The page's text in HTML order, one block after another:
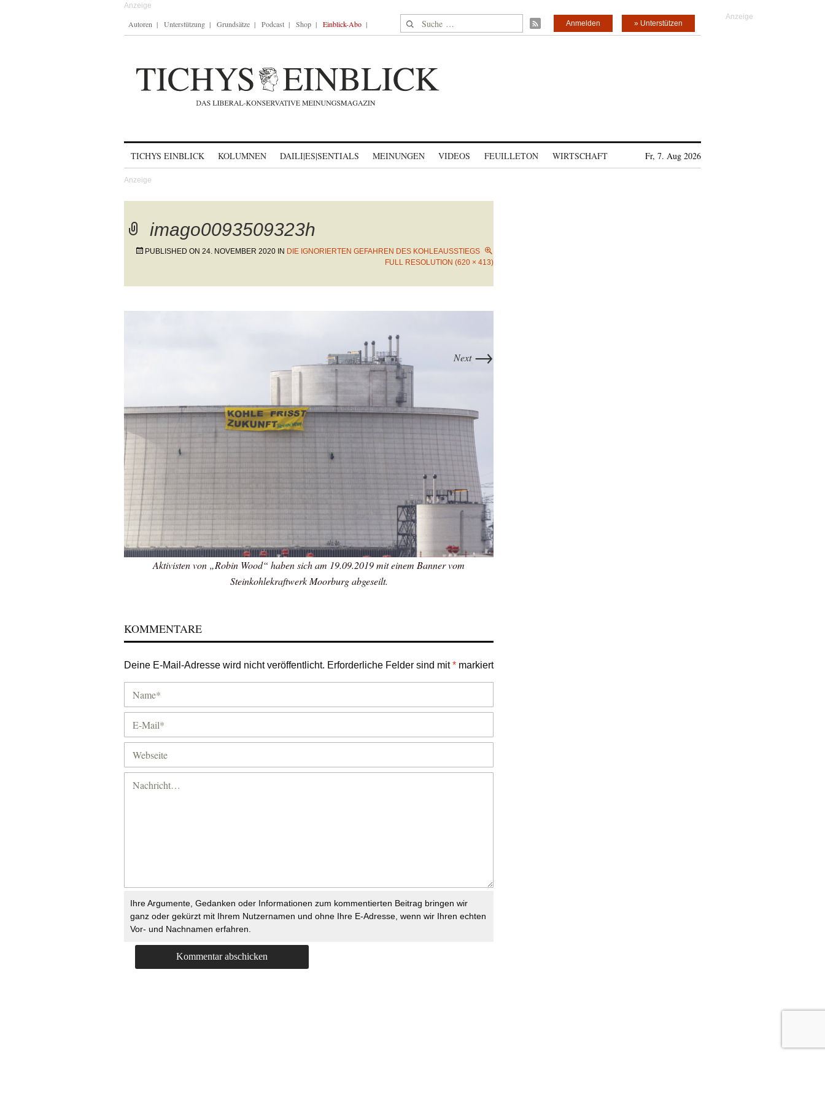
Autoren Unterstützung Grundsätze Podcast Shop Einblick-Abo Suche nach: » Unterstützen
Anmelden
TICHYS EINBLICK KOLUMNEN DAILI|ES|SENTIALS MEINUNGEN VIDEOS FEUILLETON WIRTSCHAFT Fr, 7. Aug 2026
imago0093509323h
PUBLISHED ON 24. NOVEMBER 2020 IN DIE IGNORIERTEN GEFAHREN DES KOHLEAUSSTIEGS
FULL RESOLUTION (620 × 413)
Next →
Aktivisten von „Robin Wood“ haben sich am 19.09.2019 mit einem Banner vom
Steinkohlekraftwerk Moorburg abgeseilt.
KOMMENTARE
Deine E-Mail-Adresse wird nicht veröffentlicht. Erforderliche Felder sind mit* markiert
Ihre Argumente, Gedanken oder Informationen zum kommentierten Beitrag bringen wir
ganz oder gekürzt mit Ihrem Nutzernamen und ohne Ihre E-Adresse, wenn wir Ihren echten
Vor- und Nachnamen erfahren.